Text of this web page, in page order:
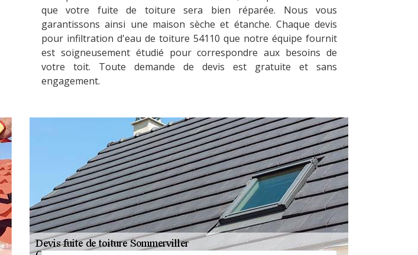
que votre fuite de toiture sera bien réparée. Nous vous
garantissons ainsi une maison sèche et étanche. Chaque devis
pour infiltration d'eau de toiture 54110 que notre équipe fournit
est soigneusement étudié pour correspondre aux besoins de
votre toit. Toute demande de devis est gratuite et sans
engagement.